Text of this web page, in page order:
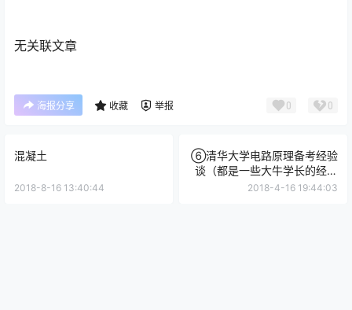
无关联文章
海报分享 收藏 举报 0 0
混凝土
2018-8-16 13:40:44
⑥清华大学电路原理备考经验
谈（都是一些大牛学长的经验
总结）.pdf
2018-4-16 19:44:03